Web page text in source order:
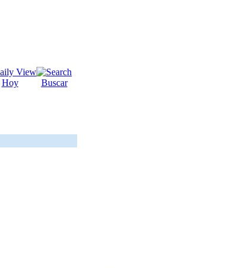
Hoy Buscar